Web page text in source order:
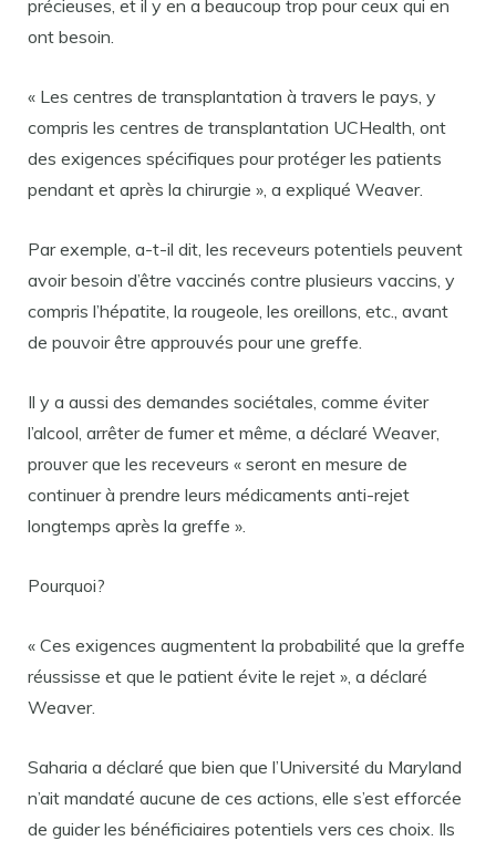
précieuses, et il y en a beaucoup trop pour ceux qui en
ont besoin.
« Les centres de transplantation à travers le pays, y
compris les centres de transplantation UCHealth, ont
des exigences spécifiques pour protéger les patients
pendant et après la chirurgie », a expliqué Weaver.
Par exemple, a-t-il dit, les receveurs potentiels peuvent
avoir besoin d’être vaccinés contre plusieurs vaccins, y
compris l’hépatite, la rougeole, les oreillons, etc., avant
de pouvoir être approuvés pour une greffe.
Il y a aussi des demandes sociétales, comme éviter
l’alcool, arrêter de fumer et même, a déclaré Weaver,
prouver que les receveurs « seront en mesure de
continuer à prendre leurs médicaments anti-rejet
longtemps après la greffe ».
Pourquoi?
« Ces exigences augmentent la probabilité que la greffe
réussisse et que le patient évite le rejet », a déclaré
Weaver.
Saharia a déclaré que bien que l’Université du Maryland
n’ait mandaté aucune de ces actions, elle s’est efforcée
de guider les bénéficiaires potentiels vers ces choix. Ils